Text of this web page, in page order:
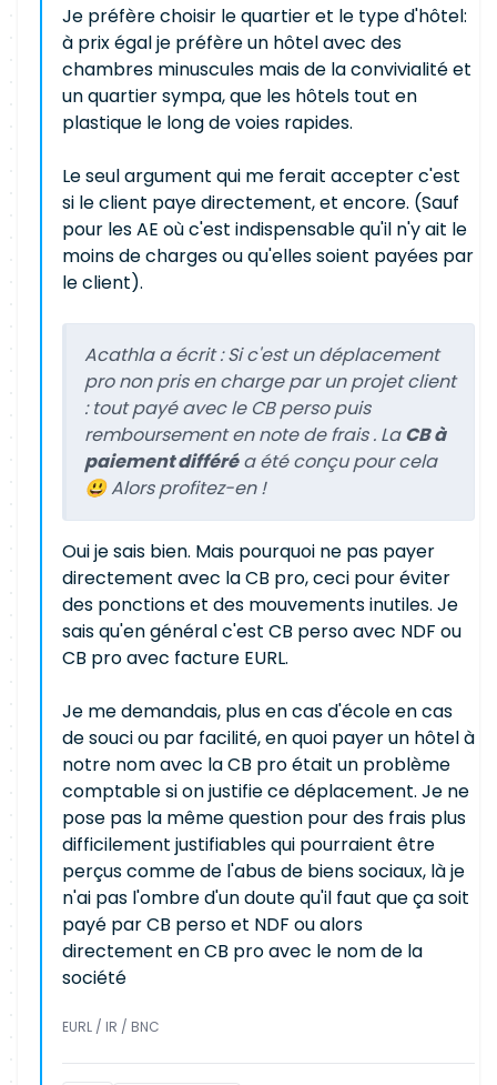
Je préfère choisir le quartier et le type d'hôtel:
à prix égal je préfère un hôtel avec des
chambres minuscules mais de la convivialité et
un quartier sympa, que les hôtels tout en
plastique le long de voies rapides.
Le seul argument qui me ferait accepter c'est
si le client paye directement, et encore. (Sauf
pour les AE où c'est indispensable qu'il n'y ait le
moins de charges ou qu'elles soient payées par
le client).
Acathla a écrit :Si c'est un déplacement
pro non pris en charge par un projet client
: tout payé avec le CB perso puis
remboursement en note de frais . LaCB à
paiement différéa été conçu pour cela
😃 Alors profitez-en !
Oui je sais bien. Mais pourquoi ne pas payer
directement avec la CB pro, ceci pour éviter
des ponctions et des mouvements inutiles. Je
sais qu'en général c'est CB perso avec NDF ou
CB pro avec facture EURL.
Je me demandais, plus en cas d'école en cas
de souci ou par facilité, en quoi payer un hôtel à
notre nom avec la CB pro était un problème
comptable si on justifie ce déplacement. Je ne
pose pas la même question pour des frais plus
difficilement justifiables qui pourraient être
perçus comme de l'abus de biens sociaux, là je
n'ai pas l'ombre d'un doute qu'il faut que ça soit
payé par CB perso et NDF ou alors
directement en CB pro avec le nom de la
société
EURL / IR / BNC